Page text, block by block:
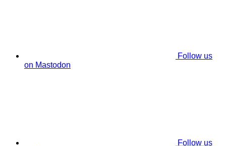
Follow us
on Mastodon
Follow us